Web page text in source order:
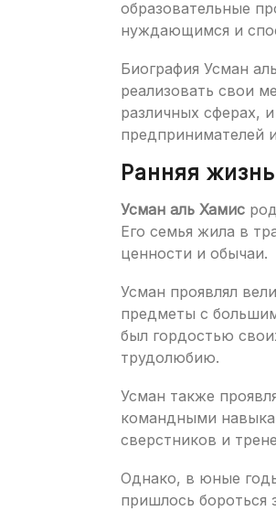
образовательные
нуждающимся и
Биография Усман
реализовать свои
различных сферах,
предпринимателей
Ранняя жизнь
Усман аль Хамис
Его семья жила в
ценности и обычаи.
Усман проявлял
предметы с
был гордостью
трудолюбию.
Усман также
командными
сверстников и
Однако, в юные
пришлось бороться